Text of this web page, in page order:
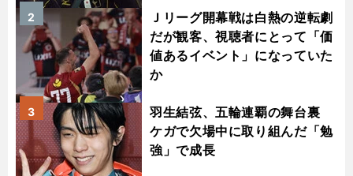
Ｊリーグ開幕戦は白熱の逆転劇
だが観客、視聴者にとって「価
値あるイベント」になっていた
か
2
羽生結弦、五輪連覇の舞台裏
ケガで欠場中に取り組んだ「勉
強」で成長
3